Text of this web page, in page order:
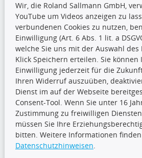
CARAT Gruppe
Folge uns
TecDoc Inside
Wir, die Roland Sallmann GmbH,
YouTube um Videos anzeigen zu
verbundenen Cookies zu nutzen,
Einwilligung (Art. 6 Abs. 1 lit. a
welche Sie uns mit der Auswahl des
Klick Speichern erteilen. Sie
Einwilligung jederzeit für die
Ihren Widerruf auszuüben,
Dienst im auf der Webseite
Consent-Tool. Wenn Sie unter 16
Zustimmung zu freiwilligen
müssen Sie Ihre
bitten. Weitere Informationen
Datenschutzhinweisen.